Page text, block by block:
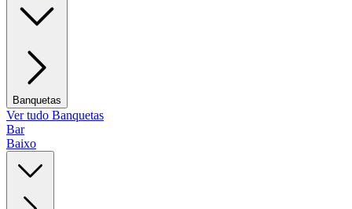
Banquetas
Ver tudo Banquetas
Bar
Baixo